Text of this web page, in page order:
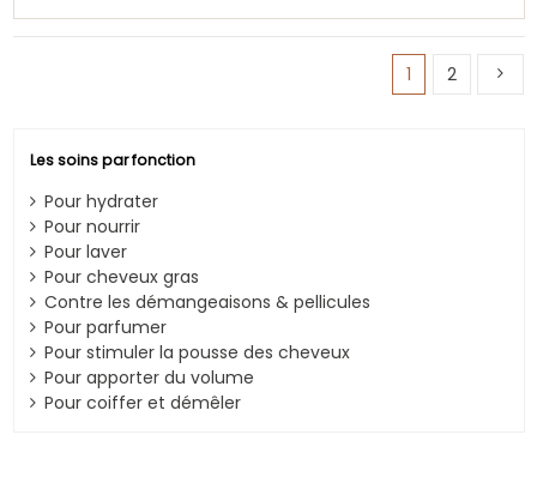
1 2
Les soins par fonction
Pour hydrater
Pour nourrir
Pour laver
Pour cheveux gras
Contre les démangeaisons & pellicules
Pour parfumer
Pour stimuler la pousse des cheveux
Pour apporter du volume
Pour coiffer et démêler